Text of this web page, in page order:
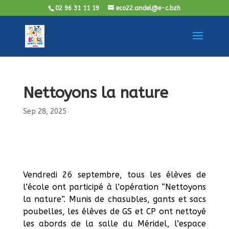
02 96 31 11 19 eco22.andel@e-c.bzh
Nettoyons la nature
Sep 28, 2025
Vendredi 26 septembre, tous les élèves de
l’école ont participé à l’opération “Nettoyons
la nature”. Munis de chasubles, gants et sacs
poubelles, les élèves de GS et CP ont nettoyé
les abords de la salle du Méridel, l’espace